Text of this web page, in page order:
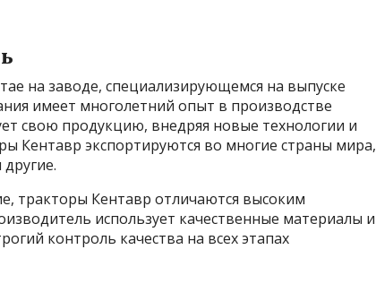
на заводе, специализирующемся на выпуске
имеет многолетний опыт в производстве
свою продукцию, внедряя новые технологии и
Кентавр экспортируются во многие страны мира,
тракторы Кентавр отличаются высоким
использует качественные материалы и
контроль качества на всех этапах